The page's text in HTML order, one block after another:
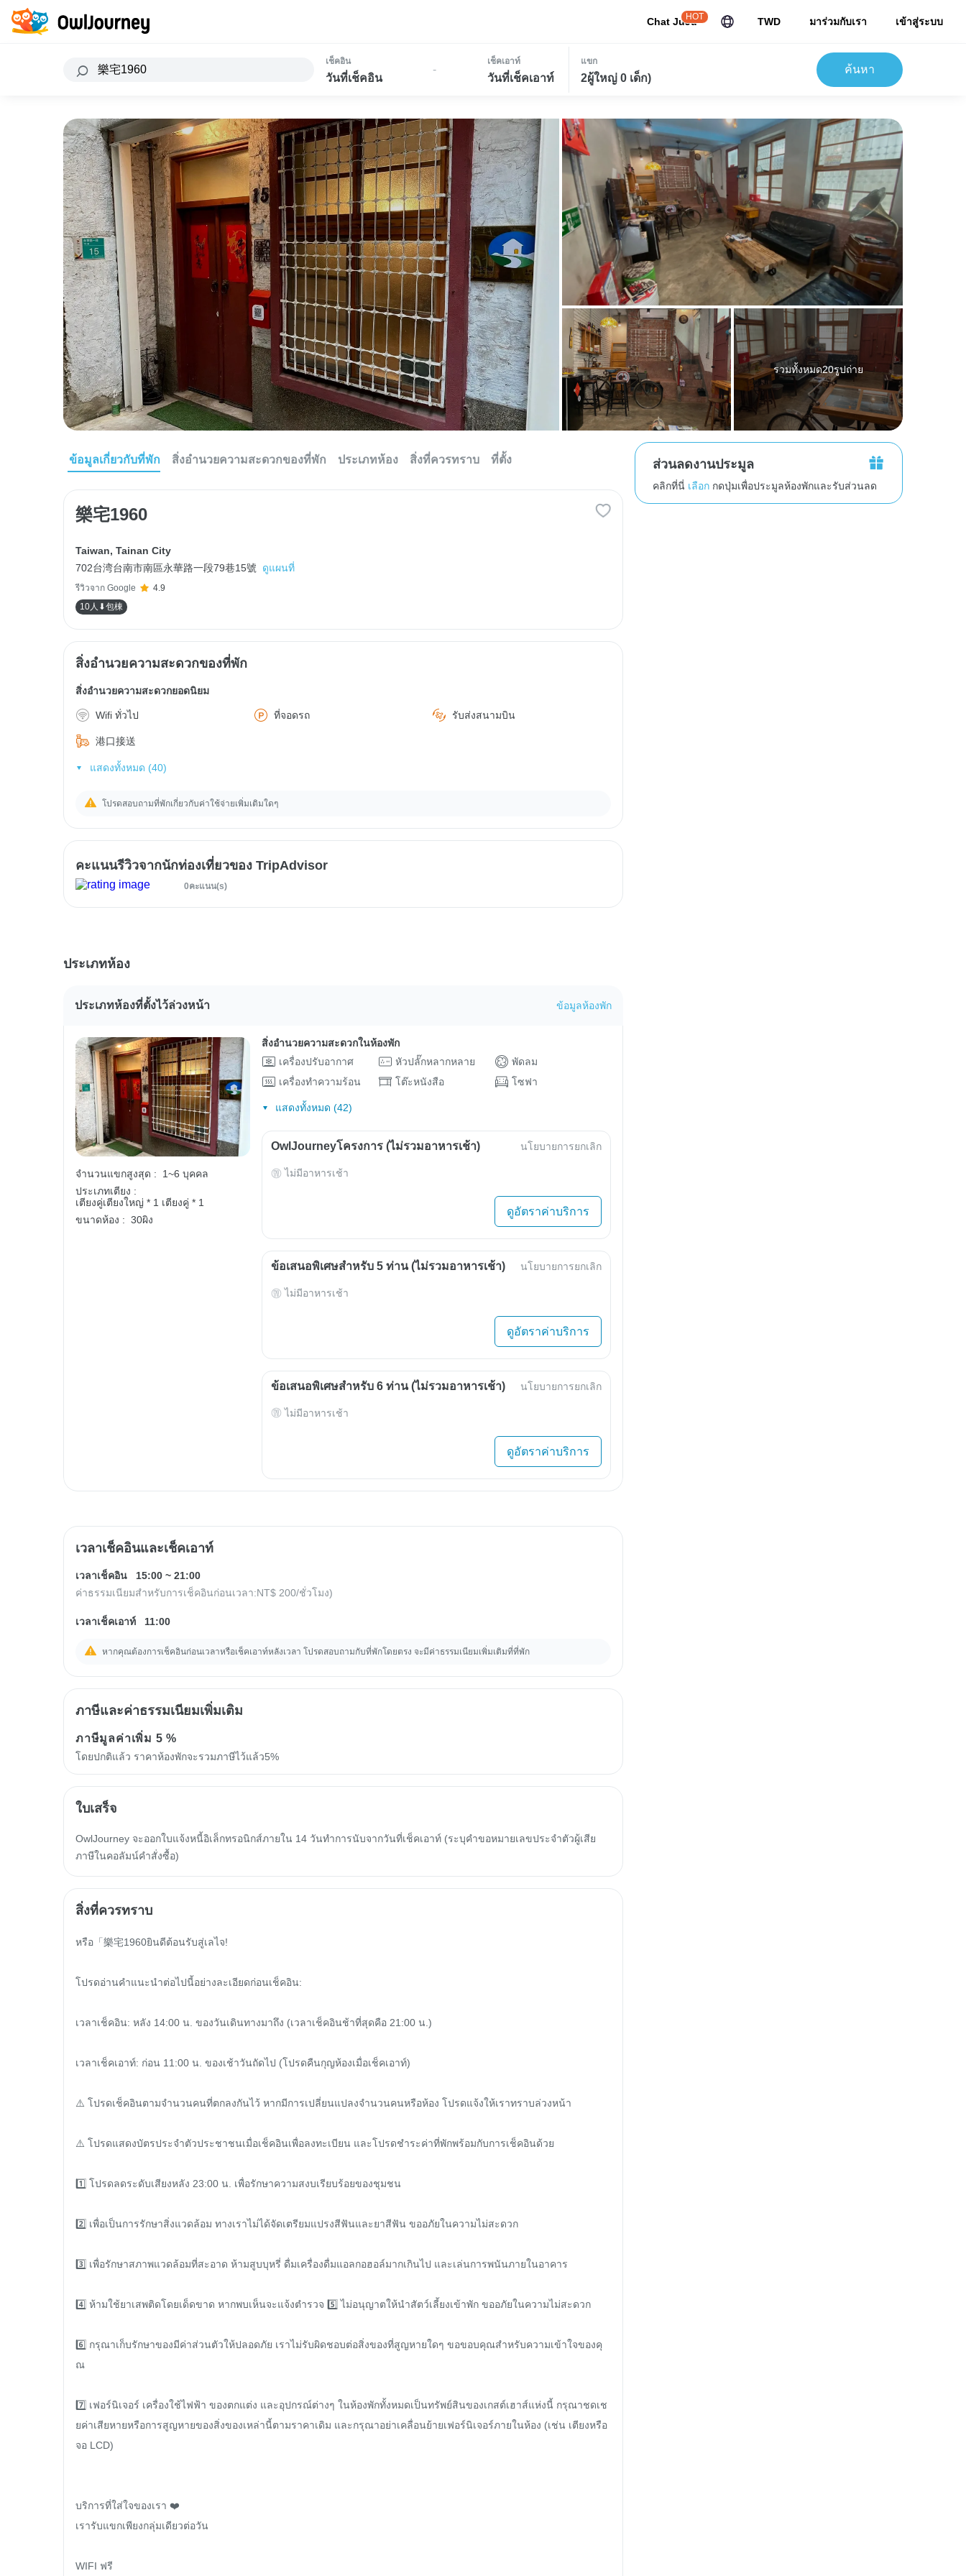
Chat JuJu
HOT TWD มาร่วมกับเรา เข้าสู่ระบบ
เช็คอิน
วันที่เช็คอิน
-
เช็คเอาท์
วันที่เช็คเอาท์
แขก
2ผู้ใหญ่ 0 เด็ก)
ค้นหา
รวมทั้งหมด20รูปถ่าย
ข้อมูลเกี่ยวกับที่พัก สิ่งอำนวยความสะดวกของที่พัก ประเภทห้อง สิ่งที่ควรทราบ ที่ตั้ง
樂宅1960
Taiwan, Tainan City
702台湾台南市南區永華路一段79巷15號
ดูแผนที่
รีวิวจาก Google
4.9
10人⬇包棟
สิ่งอำนวยความสะดวกของที่พัก
สิ่งอำนวยความสะดวกยอดนิยม
Wifi ทั่วไป ที่จอดรถ รับส่งสนามบิน
港口接送
แสดงทั้งหมด (40)
โปรดสอบถามที่พักเกี่ยวกับค่าใช้จ่ายเพิ่มเติมใดๆ
คะแนนรีวิวจากนักท่องเที่ยวของ TripAdvisor
0คะแนน(s)
ประเภทห้อง
ประเภทห้องที่ตั้งไว้ล่วงหน้า ข้อมูลห้องพัก
จำนวนแขกสูงสุด :
1~6 บุคคล
ประเภทเตียง :
เตียงคู่เตียงใหญ่ * 1 เตียงคู่ * 1
ขนาดห้อง : 30ผิง
สิ่งอำนวยความสะดวกในห้องพัก
เครื่องปรับอากาศ
หัวปลั๊กหลากหลาย
พัดลม
เครื่องทำความร้อน
โต๊ะหนังสือ โซฟา
แสดงทั้งหมด (42)
OwlJourneyโครงการ (ไม่รวมอาหารเช้า) นโยบายการยกเลิก
ไม่มีอาหารเช้า
ดูอัตราค่าบริการ
ข้อเสนอพิเศษสำหรับ 5 ท่าน (ไม่รวมอาหารเช้า) นโยบายการยกเลิก
ไม่มีอาหารเช้า
ดูอัตราค่าบริการ
ข้อเสนอพิเศษสำหรับ 6 ท่าน (ไม่รวมอาหารเช้า) นโยบายการยกเลิก
ไม่มีอาหารเช้า
ดูอัตราค่าบริการ
เวลาเช็คอินและเช็คเอาท์
เวลาเช็คอิน 15:00 ~ 21:00
ค่าธรรมเนียมสำหรับการเช็คอินก่อนเวลา:NT$ 200/ชั่วโมง)
เวลาเช็คเอาท์ 11:00
หากคุณต้องการเช็คอินก่อนเวลาหรือเช็คเอาท์หลังเวลา โปรดสอบถามกับที่พักโดยตรง จะมีค่าธรรมเนียมเพิ่มเติมที่ที่พัก
ภาษีและค่าธรรมเนียมเพิ่มเติม
ภาษีมูลค่าเพิ่ม 5 %
โดยปกติแล้ว ราคาห้องพักจะรวมภาษีไว้แล้ว5%
ใบเสร็จ
OwlJourney จะออกใบแจ้งหนี้อิเล็กทรอนิกส์ภายใน 14 วันทำการนับจากวันที่เช็คเอาท์ (ระบุคำขอหมายเลขประจำตัวผู้เสีย
ภาษีในคอลัมน์คำสั่งซื้อ)
สิ่งที่ควรทราบ
หรือ「樂宅1960ยินดีต้อนรับสู่เลไจ!
โปรดอ่านคำแนะนำต่อไปนี้อย่างละเอียดก่อนเช็คอิน:
เวลาเช็คอิน: หลัง 14:00 น. ของวันเดินทางมาถึง (เวลาเช็คอินช้าที่สุดคือ 21:00 น.)
เวลาเช็คเอาท์: ก่อน 11:00 น. ของเช้าวันถัดไป (โปรดคืนกุญห้องเมื่อเช็คเอาท์)
⚠️ โปรดเช็คอินตามจำนวนคนที่ตกลงกันไว้ หากมีการเปลี่ยนแปลงจำนวนคนหรือห้อง โปรดแจ้งให้เราทราบล่วงหน้า
⚠️ โปรดแสดงบัตรประจำตัวประชาชนเมื่อเช็คอินเพื่อลงทะเบียน และโปรดชำระค่าที่พักพร้อมกับการเช็คอินด้วย
1️⃣ โปรดลดระดับเสียงหลัง 23:00 น. เพื่อรักษาความสงบเรียบร้อยของชุมชน
2️⃣ เพื่อเป็นการรักษาสิ่งแวดล้อม ทางเราไม่ได้จัดเตรียมแปรงสีฟันและยาสีฟัน ขออภัยในความไม่สะดวก
3️⃣ เพื่อรักษาสภาพแวดล้อมที่สะอาด ห้ามสูบบุหรี่ ดื่มเครื่องดื่มแอลกอฮอล์มากเกินไป และเล่นการพนันภายในอาคาร
4️⃣ ห้ามใช้ยาเสพติดโดยเด็ดขาด หากพบเห็นจะแจ้งตำรวจ 5️⃣ ไม่อนุญาตให้นำสัตว์เลี้ยงเข้าพัก ขออภัยในความไม่สะดวก
6️⃣ กรุณาเก็บรักษาของมีค่าส่วนตัวให้ปลอดภัย เราไม่รับผิดชอบต่อสิ่งของที่สูญหายใดๆ ขอขอบคุณสำหรับความเข้าใจของคุ
ณ
7️⃣ เฟอร์นิเจอร์ เครื่องใช้ไฟฟ้า ของตกแต่ง และอุปกรณ์ต่างๆ ในห้องพักทั้งหมดเป็นทรัพย์สินของเกสต์เฮาส์แห่งนี้ กรุณาชดเช
ยค่าเสียหายหรือการสูญหายของสิ่งของเหล่านี้ตามราคาเดิม และกรุณาอย่าเคลื่อนย้ายเฟอร์นิเจอร์ภายในห้อง (เช่น เตียงหรือ
จอ LCD)
บริการที่ใส่ใจของเรา ❤️
เรารับแขกเพียงกลุ่มเดียวต่อวัน
WIFI ฟรี
ส่วนลดงานประมูล
คลิกที่นี่เลือก กดปุ่มเพื่อประมูลห้องพักและรับส่วนลด